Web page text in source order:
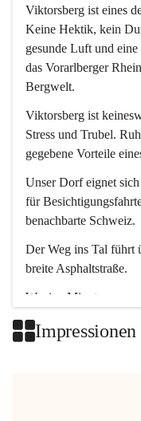
Viktorsberg ist eines
Keine Hektik, kein
gesunde Luft und
das Vorarlberger
Bergwelt.
Viktorsberg ist
Stress und Trubel.
gegebene Vorteile
Unser Dorf eignet
für
benachbarte Schweiz.
Der Weg ins Tal führt
breite Asphaltstraße.
Wenige Minuten nur,
Impressionen